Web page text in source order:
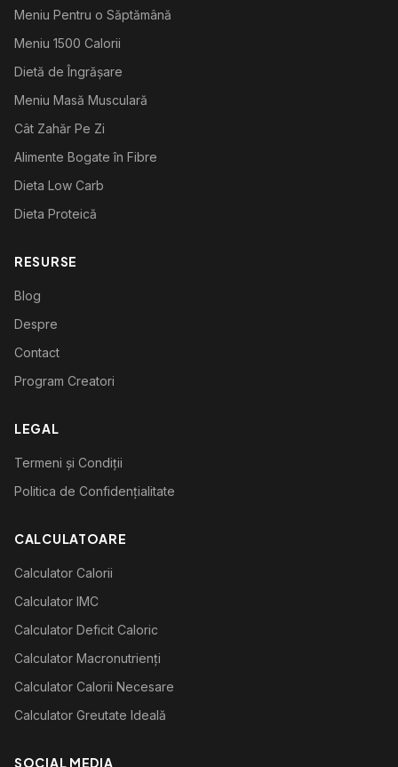
Meniu Pentru o Săptămână
Meniu 1500 Calorii
Dietă de Îngrășare
Meniu Masă Musculară
Cât Zahăr Pe Zi
Alimente Bogate în Fibre
Dieta Low Carb
Dieta Proteică
RESURSE
Blog
Despre
Contact
Program Creatori
LEGAL
Termeni și Condiții
Politica de Confidențialitate
CALCULATOARE
Calculator Calorii
Calculator IMC
Calculator Deficit Caloric
Calculator Macronutrienți
Calculator Calorii Necesare
Calculator Greutate Ideală
SOCIAL MEDIA